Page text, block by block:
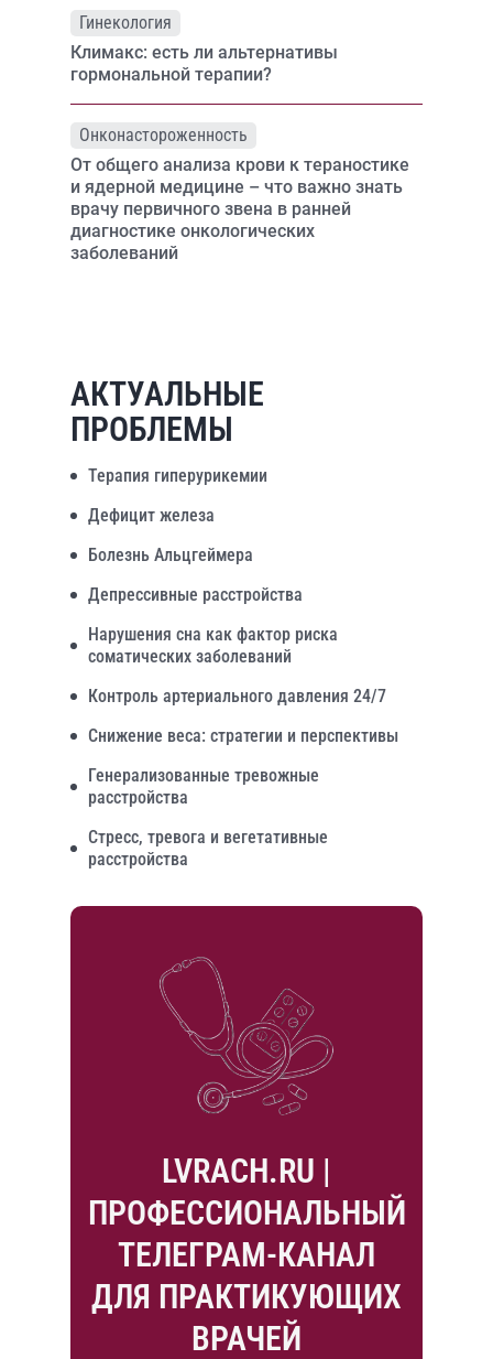
Гинекология
Климакс: есть ли альтернативы
гормональной терапии?
Онконастороженность
От общего анализа крови к тераностике
и ядерной медицине – что важно знать
врачу первичного звена в ранней
диагностике онкологических
заболеваний
АКТУАЛЬНЫЕ
ПРОБЛЕМЫ
Терапия гиперурикемии
Дефицит железа
Болезнь Альцгеймера
Депрессивные расстройства
Нарушения сна как фактор риска
соматических заболеваний
Контроль артериального давления 24/7
Снижение веса: стратегии и перспективы
Генерализованные тревожные
расстройства
Стресс, тревога и вегетативные
расстройства
LVRACH.RU |
ПРОФЕССИОНАЛЬНЫЙ
ТЕЛЕГРАМ-КАНАЛ
ДЛЯ ПРАКТИКУЮЩИХ
ВРАЧЕЙ